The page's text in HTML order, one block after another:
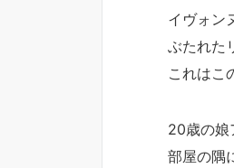
イヴォン
ぶたれた
これはこ
20歳の娘
部屋の隅